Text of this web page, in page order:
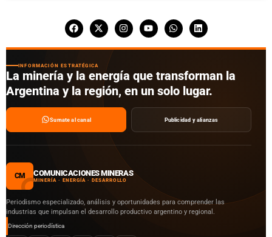
INFORMACIÓN ESTRATÉGICA
La minería y la energía que transforman la
Argentina y la región, en un solo lugar.
Sumate al canal Publicidad y alianzas
CM COMUNICACIONES MINERAS
MINERÍA · ENERGÍA · DESARROLLO
Periodismo especializado, análisis y oportunidades para comprender las
industrias que impulsan el desarrollo productivo argentino y regional.
Dirección periodística